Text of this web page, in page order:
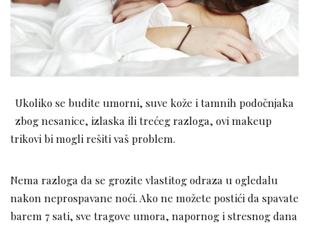
Ukoliko se budite umorni, suve kože i tamnih podočnjaka
zbog nesanice, izlaska ili trećeg razloga, ovi makeup
trikovi bi mogli rešiti vaš problem.
Nema razloga da se grozite vlastitog odraza u ogledalu
nakon neprospavane noći. Ako ne možete postići da spavate
barem 7 sati, sve tragove umora, napornog i stresnog dana